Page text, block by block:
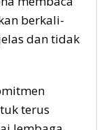
berkali-
dan tidak
terus